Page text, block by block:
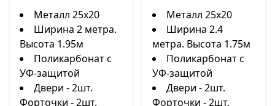
Металл 25х20
Ширина 2 метра.
Высота 1.95м
Поликарбонат с
УФ-защитой
Двери - 2шт.
Форточки - 2шт.
Металл 25х20
Ширина 2.4
метра. Высота 1.75м
Поликарбонат с
УФ-защитой
Двери - 2шт.
Форточки - 2шт.